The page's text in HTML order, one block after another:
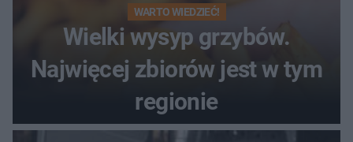
WARTO WIEDZIEĆ!
Wielki wysyp grzybów.
Najwięcej zbiorów jest w tym
regionie